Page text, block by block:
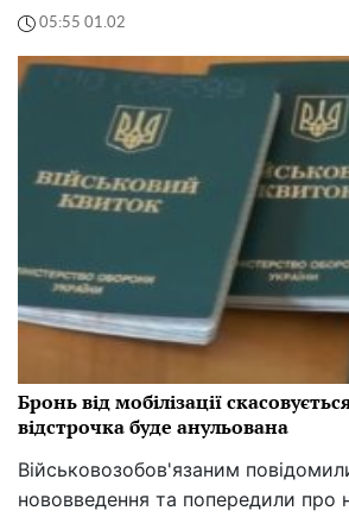
05:55 01.02
Бронь від мобілізації
відстрочка буде анульована
Військовозобов'язаним
нововведення та попередили про